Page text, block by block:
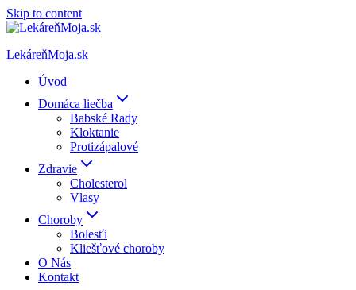
Skip to content
LekáreňMoja.sk
Úvod
Domáca liečba
Babské Rady
Kloktanie
Protizápalové
Zdravie
Cholesterol
Vlasy
Choroby
Bolesťi
Kliešťové choroby
O Nás
Kontakt